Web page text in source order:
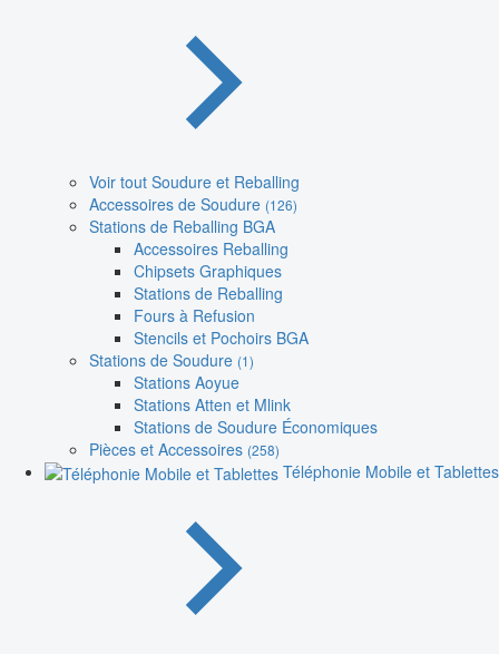
Voir tout Soudure et Reballing
Accessoires de Soudure (126)
Stations de Reballing BGA
Accessoires Reballing
Chipsets Graphiques
Stations de Reballing
Fours à Refusion
Stencils et Pochoirs BGA
Stations de Soudure (1)
Stations Aoyue
Stations Atten et Mlink
Stations de Soudure Économiques
Pièces et Accessoires (258)
Téléphonie Mobile et Tablettes